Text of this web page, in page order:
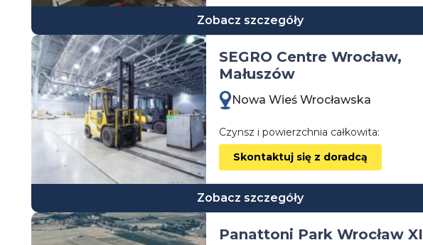
Zobacz szczegóły
SEGRO Centre Wrocław,
Małuszów
Nowa Wieś Wrocławska
Czynsz i powierzchnia całkowita:
Skontaktuj się z doradcą
Zobacz szczegóły
Panattoni Park Wrocław XI